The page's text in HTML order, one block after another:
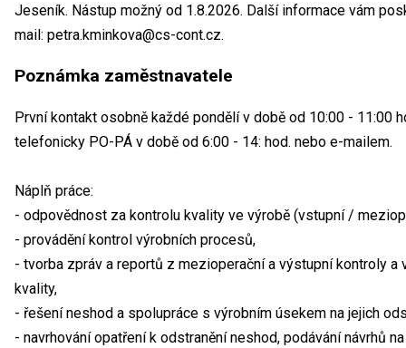
Jeseník. Nástup možný od 1.8.2026. Další informace vám
mail: petra.kminkova@cs-cont.cz.
Poznámka zaměstnavatele
První kontakt osobně každé pondělí v době od 10:00 - 11:00
telefonicky PO-PÁ v době od 6:00 - 14: hod. nebo e-mailem.
Náplň práce:
- odpovědnost za kontrolu kvality ve výrobě (vstupní /
- provádění kontrol výrobních procesů,
- tvorba zpráv a reportů z mezioperační a výstupní kontroly
kvality,
- řešení neshod a spolupráce s výrobním úsekem na jejich
- navrhování opatření k odstranění neshod, podávání návrhů